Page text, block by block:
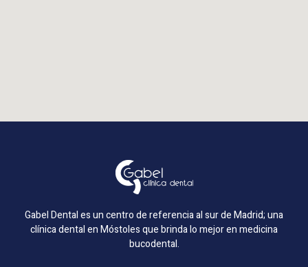
Gabel Dental es un centro de referencia al sur de Madrid; una
clínica dental en Móstoles que brinda lo mejor en medicina
bucodental.